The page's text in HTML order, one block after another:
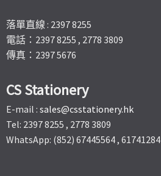
落單直線 : 2397 8255
電話：2397 8255 , 2778 3809
傳真：2397 5676
CS Stationery
E-mail : sales@csstationery.hk
Tel: 2397 8255 , 2778 3809
WhatsApp: (852) 67445564 , 61741284